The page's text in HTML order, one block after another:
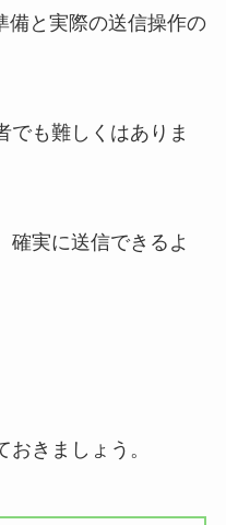
備と実際の送信操作の
でも難しくはありま
確実に送信できるよ
きましょう。